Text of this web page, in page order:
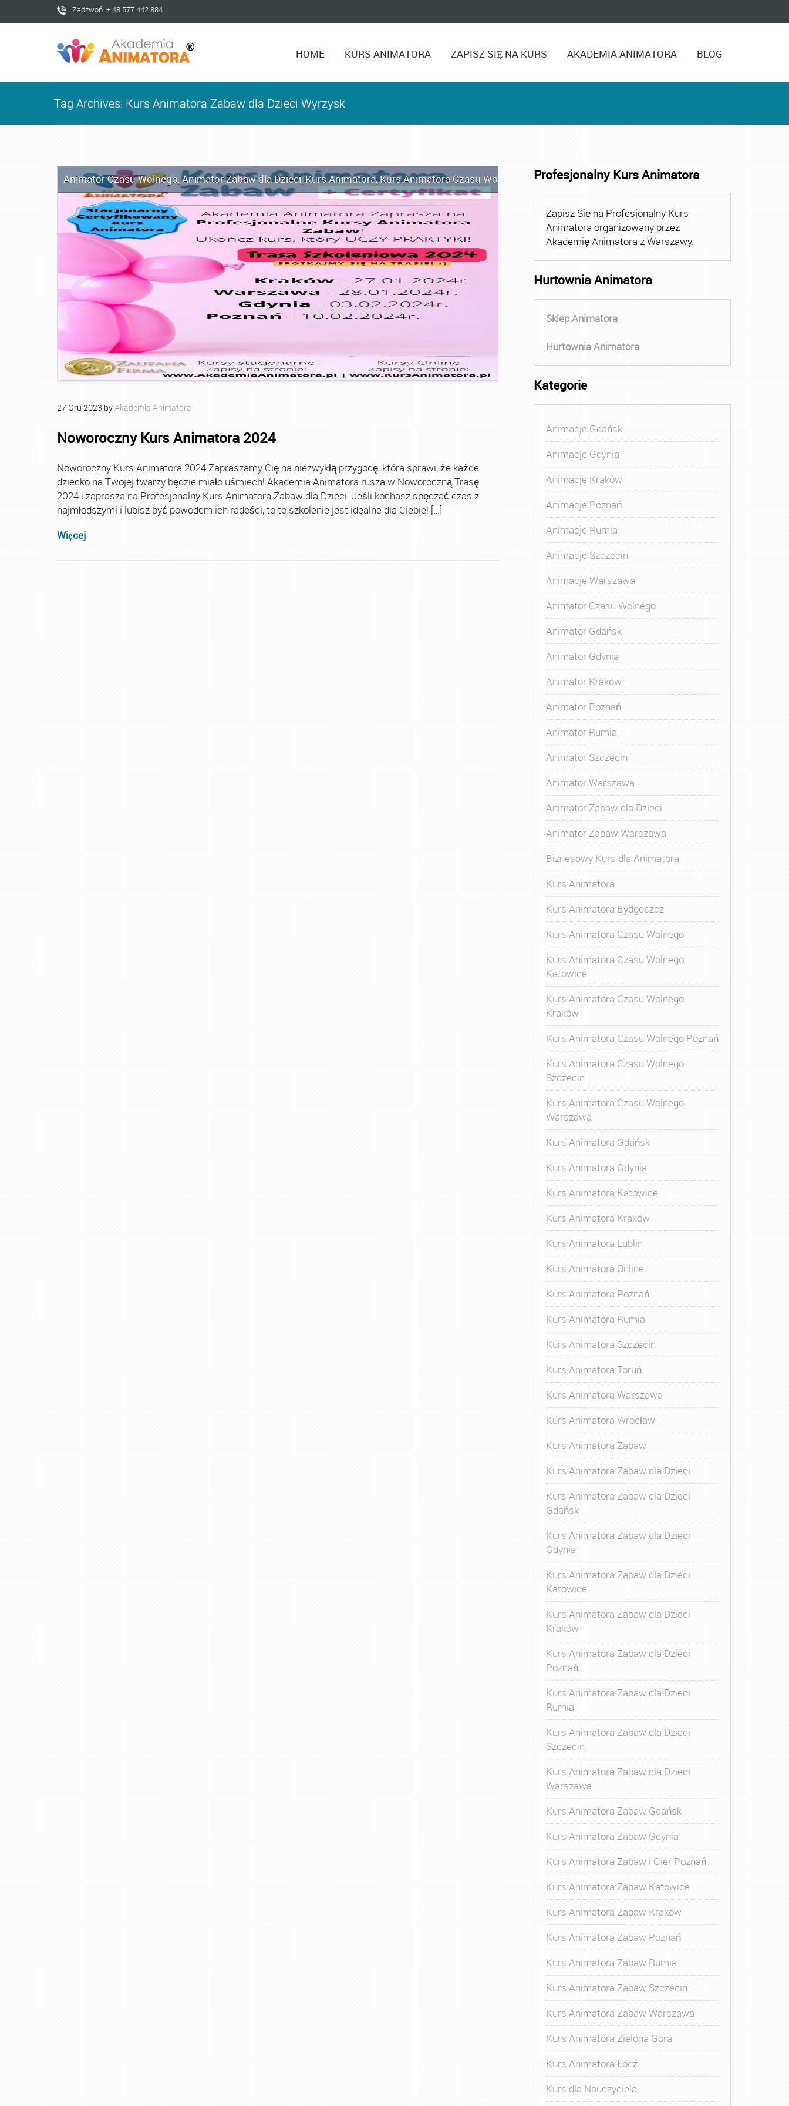
Zadzwoń + 48 577 442 884
HOME KURS ANIMATORA ZAPISZ SIĘ NA KURS AKADEMIA ANIMATORA BLOG
Tag Archives: Kurs Animatora Zabaw dla Dzieci Wyrzysk
Animator Czasu Wolnego,Animator Zabaw dla Dzieci,Kurs Animatora,Kurs Animatora Czasu Wolnego Kurs Animatora Czasu Wolnego Warszawa
27 Gru 2023 byAkademia Animatora
Noworoczny Kurs Animatora 2024
Noworoczny Kurs Animatora 2024 Zapraszamy Cię na niezwykłą przygodę, która sprawi, że każde
dziecko na Twojej twarzy będzie miało uśmiech! Akademia Animatora rusza w Noworoczną Trasę
2024 i zaprasza na Profesjonalny Kurs Animatora Zabaw dla Dzieci. Jeśli kochasz spędzać czas z
najmłodszymi i lubisz być powodem ich radości, to to szkolenie jest idealne dla Ciebie! […]
Więcej
Profesjonalny Kurs Animatora
Zapisz Się na Profesjonalny Kurs
Animatora organizowany przez
Akademię Animatora z Warszawy.
Hurtownia Animatora
Sklep Animatora
Hurtownia Animatora
Kategorie
Animacje Gdańsk
Animacje Gdynia
Animacje Kraków
Animacje Poznań
Animacje Rumia
Animacje Szczecin
Animacje Warszawa
Animator Czasu Wolnego
Animator Gdańsk
Animator Gdynia
Animator Kraków
Animator Poznań
Animator Rumia
Animator Szczecin
Animator Warszawa
Animator Zabaw dla Dzieci
Animator Zabaw Warszawa
Biznesowy Kurs dla Animatora
Kurs Animatora
Kurs Animatora Bydgoszcz
Kurs Animatora Czasu Wolnego
Kurs Animatora Czasu Wolnego
Katowice
Kurs Animatora Czasu Wolnego
Kraków
Kurs Animatora Czasu Wolnego Poznań
Kurs Animatora Czasu Wolnego
Szczecin
Kurs Animatora Czasu Wolnego
Warszawa
Kurs Animatora Gdańsk
Kurs Animatora Gdynia
Kurs Animatora Katowice
Kurs Animatora Kraków
Kurs Animatora Lublin
Kurs Animatora Online
Kurs Animatora Poznań
Kurs Animatora Rumia
Kurs Animatora Szczecin
Kurs Animatora Toruń
Kurs Animatora Warszawa
Kurs Animatora Wrocław
Kurs Animatora Zabaw
Kurs Animatora Zabaw dla Dzieci
Kurs Animatora Zabaw dla Dzieci
Gdańsk
Kurs Animatora Zabaw dla Dzieci
Gdynia
Kurs Animatora Zabaw dla Dzieci
Katowice
Kurs Animatora Zabaw dla Dzieci
Kraków
Kurs Animatora Zabaw dla Dzieci
Poznań
Kurs Animatora Zabaw dla Dzieci
Rumia
Kurs Animatora Zabaw dla Dzieci
Szczecin
Kurs Animatora Zabaw dla Dzieci
Warszawa
Kurs Animatora Zabaw Gdańsk
Kurs Animatora Zabaw Gdynia
Kurs Animatora Zabaw i Gier Poznań
Kurs Animatora Zabaw Katowice
Kurs Animatora Zabaw Kraków
Kurs Animatora Zabaw Poznań
Kurs Animatora Zabaw Rumia
Kurs Animatora Zabaw Szczecin
Kurs Animatora Zabaw Warszawa
Kurs Animatora Zielona Góra
Kurs Animatora Łódź
Kurs dla Nauczyciela